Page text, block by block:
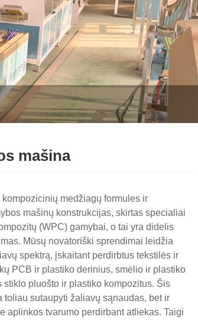
mašina
medžiagų formules ir
mašinų konstrukcijas, skirtas specialiai
(WPC) gamybai, o tai yra didelis
Mūsų novatoriški sprendimai leidžia
spektrą, įskaitant perdirbtus tekstilės ir
PCB ir plastiko derinius, smėlio ir plastiko
stiklo pluošto ir plastiko kompozitus. Šis
toliau sutaupyti žaliavų sąnaudas, bet ir
aplinkos tvarumo perdirbant atliekas. Taigi